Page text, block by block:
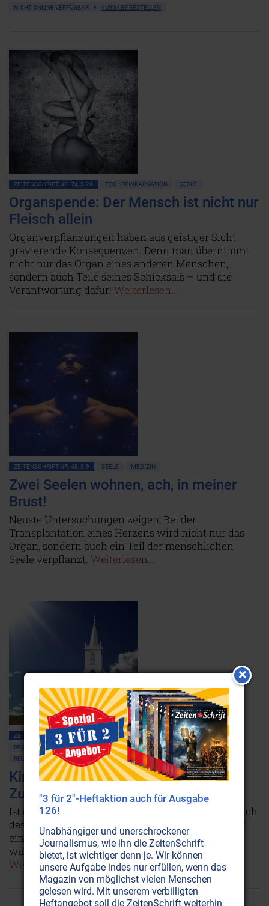
NICHT ONLINE VERFÜGBAR AUSGABE BESTELLEN
ZEITENSCHRIFT NR. 74, S.28 TOD • REINKARNATION SEELE
Organspende: Der Mensch ist nicht nur
Fleisch allein
Organverpflanzungen haben aus geistiger Sicht
gravierende Konsequenzen. Denn man übernimmt
nicht nur das Organ eines anderen Menschen,
sondern auch Teile seines Schicksals – und die
Verantwortung dafür! Weiterlesen...
ZEITENSCHRIFT NR. 48, S.9 SEELE MEDIZIN
Zwei Seelen wohnen, ach, in meiner
Brust!
Neuste Untersuchungen zeigen: Bei der
Transplantation eines Herzens wird nicht nur das
Organ, sondern auch ein Teil der menschlichen
Seele verpflanzt. Weiterlesen...
ZEITENSCHRIFT NR. 39, S.33
ERLEUCHTUNG • CHRISTUSBEWUSSTSEIN
BRUDERSCHAFT
WASSERMANN-ZEITALTER
KIRCHE • CHRISTENTUM
RELIGIONEN
Kirche ohne Zukunft, heisst das
Zukunft ohne Kirche?
Ist das Konzept 'Kirche' gescheitert? Oder stützt sich
das kommende 'Zeitalter des Glaubens' wieder auf
eine Institution namens Kirche? Und falls ja - wie
würde diese Kirche der Zukunft aussehen?
Weiterlesen...
"3 für 2"-Heftaktion auch für Ausgabe
126!
Unabhängiger und unerschrockener
Journalismus, wie ihn die ZeitenSchrift
bietet, ist wichtiger denn je. Wir können
unsere Aufgabe indes nur erfüllen, wenn das
Magazin von möglichst vielen Menschen
gelesen wird. Mit unserem verbilligten
Heftangebot soll die ZeitenSchrift weiterhin